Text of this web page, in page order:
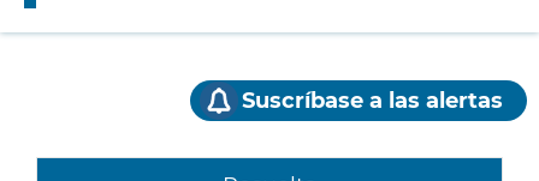
Suscríbase a las alertas